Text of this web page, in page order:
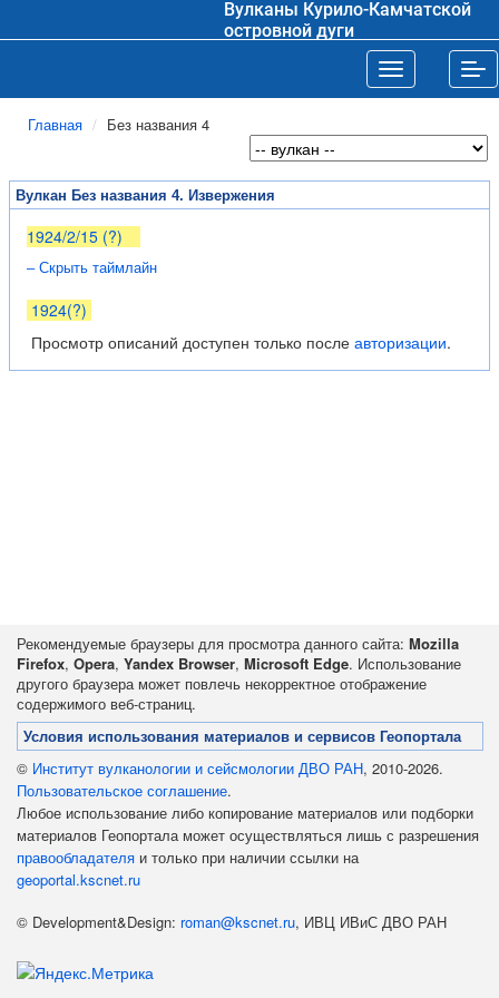
Вулканы Курило-Камчатской
островной дуги
Toggle
Главная Без названия 4
Вулкан Без названия 4. Извержения
1924/2/15 (?)
– Скрыть таймлайн
1924(?)
Просмотр описаний доступен только после авторизации.
Рекомендуемые браузеры для просмотра данного сайта: Mozilla
Firefox, Opera, Yandex Browser, Microsoft Edge. Использование
другого браузера может повлечь некорректное отображение
содержимого веб-страниц.
Условия использования материалов и сервисов Геопортала
© Институт вулканологии и сейсмологии ДВО РАН, 2010-2026.
Пользовательское соглашение.
Любое использование либо копирование материалов или подборки
материалов Геопортала может осуществляться лишь с разрешения
правообладателя и только при наличии ссылки на
geoportal.kscnet.ru
© Development&Design: roman@kscnet.ru, ИВЦ ИВиС ДВО РАН